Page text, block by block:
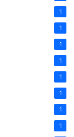
1
1
1
1
1
1
1
1